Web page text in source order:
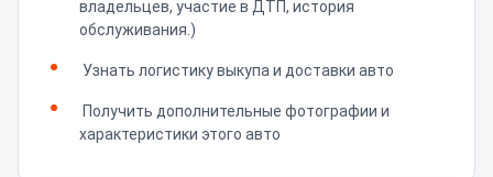
владельцев, участие в ДТП, история
обслуживания.)
Узнать логистику выкупа и доставки авто
Получить дополнительные фотографии и
характеристики этого авто